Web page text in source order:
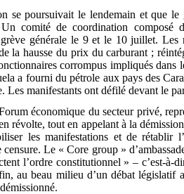
se poursuivait le lendemain et que le
Un comité de coordination composé
générale le 9 et le 10 juillet.
la hausse du prix du carburant ;
corrompus impliqués
a fourni du pétrole aux pays des
Les manifestants ont défilé devant le
économique du secteur privé,
révolte, tout en appelant à la
les manifestations et de rétablir
Le « Core group »
l’ordre constitutionnel » – c’est-à-
au beau milieu d’un débat